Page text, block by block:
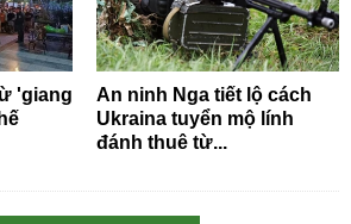
'giang
An ninh Nga tiết lộ cách
Ukraina tuyển mộ lính
đánh thuê từ...